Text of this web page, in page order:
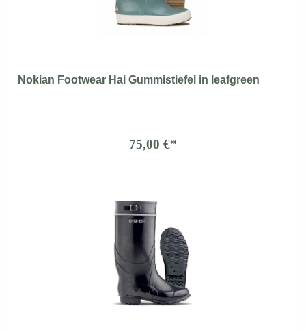
Nokian Footwear Hai Gummistiefel in leafgreen
75,00 €*